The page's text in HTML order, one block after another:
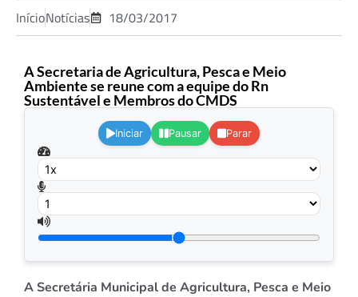
InícioNotícias 18/03/2017
A Secretaria de Agricultura, Pesca e Meio
Ambiente se reune com a equipe do Rn
Sustentável e Membros do CMDS
Iniciar Pausar Parar
A Secretária Municipal de Agricultura, Pesca e Meio